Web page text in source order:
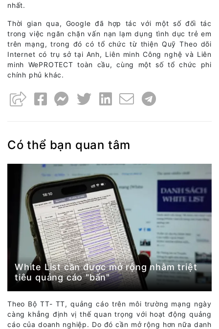
nhất.
Thời gian qua, Google đã hợp tác với một số đối tác
trong việc ngăn chặn vấn nạn lạm dụng tình dục trẻ em
trên mạng, trong đó có tổ chức từ thiện Quỹ Theo dõi
Internet có trụ sở tại Anh, Liên minh Công nghệ và Liên
minh WePROTECT toàn cầu, cùng một số tổ chức phi
chính phủ khác.
Có thể bạn quan tâm
White List cần được mở rộng nhằm triệt
tiêu quảng cáo "bẩn"
Theo Bộ TT- TT, quảng cáo trên môi trường mạng ngày
càng khẳng định vị thế quan trọng với hoạt động quảng
cáo của doanh nghiệp. Do đó cần mở rộng hơn nữa danh